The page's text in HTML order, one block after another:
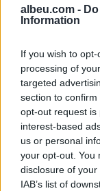
albeu.com -
Information
If you wish to
processing of
targeted
section to
opt-out request is
interest-based
us or personal
your opt-out. You
disclosure of
IAB’s list of
Tags:
armoa e
zgjidhje